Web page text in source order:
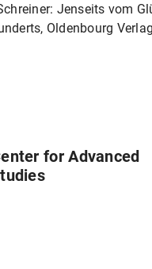
Jenseits vom
Oldenbourg
for Advanced